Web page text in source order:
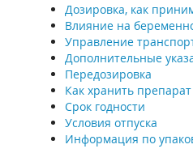
Дозировка, как
Влияние на
Управление
Дополнительные
Передозировка
Как хранить препарат
Срок годности
Условия отпуска
Информация по